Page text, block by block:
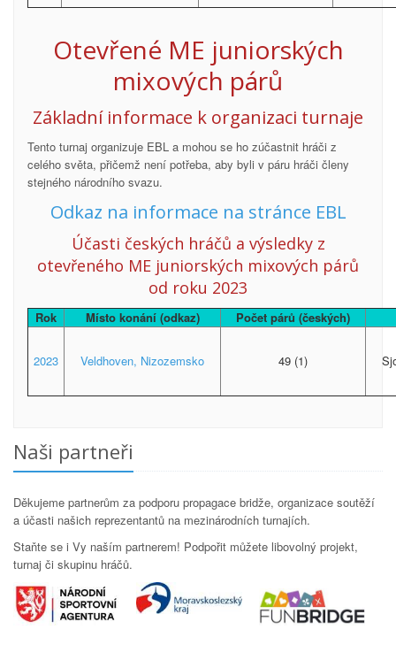
Otevřené ME juniorských
mixových párů
Základní informace k organizaci turnaje
Tento turnaj organizuje EBL a mohou se ho zúčastnit hráči z
celého světa, přičemž není potřeba, aby byli v páru hráči členy
stejného národního svazu.
Odkaz na informace na stránce EBL
Účasti českých hráčů a výsledky z
otevřeného ME juniorských mixových párů
od roku 2023
Rok Místo konání (odkaz) Počet párů (českých)
2023 Veldhoven, Nizozemsko 49 (1)
Naši partneři
Děkujeme partnerům za podporu propagace bridže, organizace soutěží
a účasti našich reprezentantů na mezinárodních turnajích.
Staňte se i Vy naším partnerem! Podpořit můžete libovolný projekt,
turnaj či skupinu hráčů.